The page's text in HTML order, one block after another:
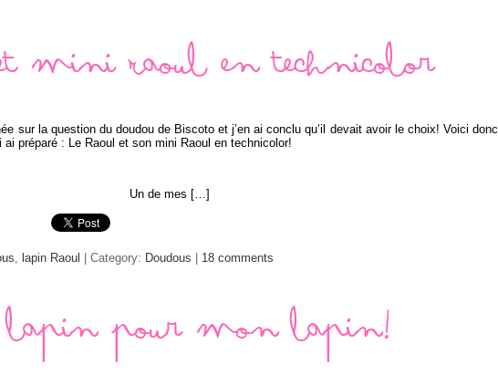
mini Raoul en technicolor
sur la question du doudou de Biscoto et j’en ai conclu qu’il devait avoir le choix! Voici donc
préparé : Le Raoul et son mini Raoul en technicolor!
Un de mes […]
, lapin Raoul | Category: Doudous 18 comments
pour mon lapin!